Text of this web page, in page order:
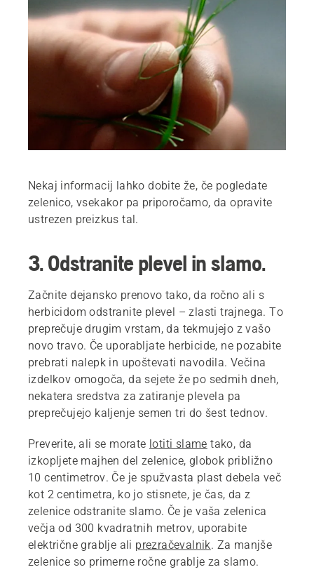
Nekaj informacij lahko dobite že, če pogledate
zelenico, vsekakor pa priporočamo, da opravite
ustrezen preizkus tal.
3. Odstranite plevel in slamo.
Začnite dejansko prenovo tako, da ročno ali s
herbicidom odstranite plevel – zlasti trajnega. To
preprečuje drugim vrstam, da tekmujejo z vašo
novo travo. Če uporabljate herbicide, ne pozabite
prebrati nalepk in upoštevati navodila. Večina
izdelkov omogoča, da sejete že po sedmih dneh,
nekatera sredstva za zatiranje plevela pa
preprečujejo kaljenje semen tri do šest tednov.
Preverite, ali se morate lotiti slame tako, da
izkopljete majhen del zelenice, globok približno
10 centimetrov. Če je spužvasta plast debela več
kot 2 centimetra, ko jo stisnete, je čas, da z
zelenice odstranite slamo. Če je vaša zelenica
večja od 300 kvadratnih metrov, uporabite
električne grablje ali prezračevalnik. Za manjše
zelenice so primerne ročne grablje za slamo.